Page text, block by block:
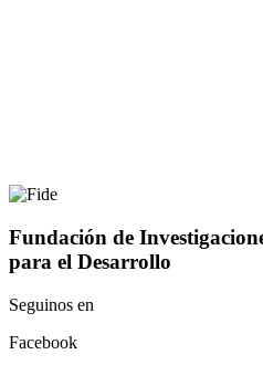
Fundación de
para el Desarrollo
Seguinos en
Facebook